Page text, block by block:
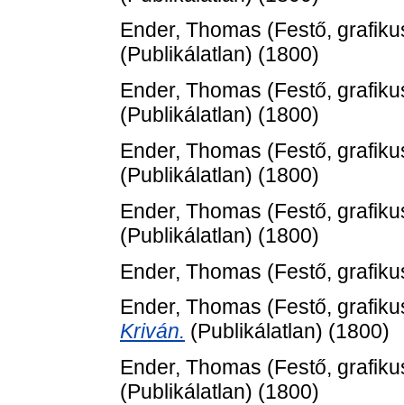
Ender, Thomas (Festő,
(Publikálatlan) (1800)
Ender, Thomas (Festő,
(Publikálatlan) (1800)
Ender, Thomas (Festő,
(Publikálatlan) (1800)
Ender, Thomas (Festő,
(Publikálatlan) (1800)
Ender, Thomas (Festő,
Ender, Thomas (Festő,
Kriván. (Publikálatlan) (1800)
Ender, Thomas (Festő,
(Publikálatlan) (1800)